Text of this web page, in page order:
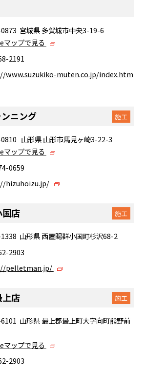
宮城県 多賀城市中央3-19-6
ップで見る
2191
www.suzukiko-muten.co.jp/index.htm
ニング 施工
山形県 山形市馬見ヶ崎3-22-3
ップで見る
0659
hizuhoizu.jp/
店 施工
山形県 西置賜群小国町杉沢68-2
2903
pelletman.jp/
店 施工
山形県 最上郡最上町大字向町熊野前
ップで見る
2903